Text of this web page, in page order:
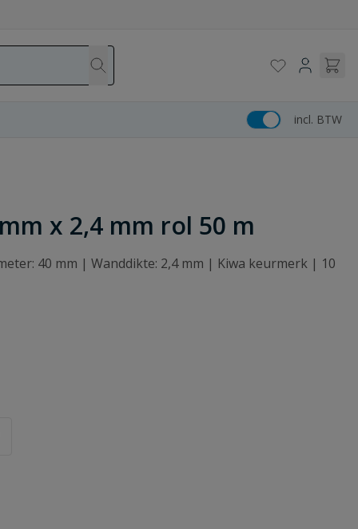
incl. BTW
x 2,4 mm rol 50 m
40 mm | Wanddikte: 2,4 mm | Kiwa keurmerk | 10